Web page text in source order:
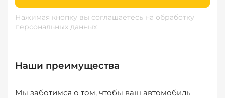
Нажимая кнопку вы соглашаетесь на обработку
персональных данных
Наши преимущества
Мы заботимся о том, чтобы ваш автомобиль